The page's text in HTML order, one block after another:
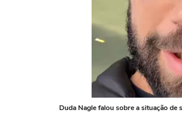
Duda Nagle falou sobre a situação de